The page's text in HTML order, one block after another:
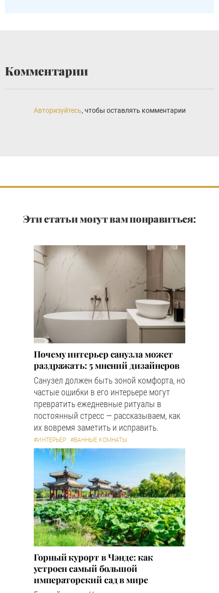
Комментарии
Авторизуйтесь, чтобы оставлять комментарии
Эти статьи могут вам понравиться:
Почему интерьер санузла может
раздражать: 5 мнений дизайнеров
Санузел должен быть зоной комфорта, но
частые ошибки в его интерьере могут
превратить ежедневные ритуалы в
постоянный стресс — рассказываем, как
их вовремя заметить и исправить.
#ИНТЕРЬЕР #ВАННЫЕ КОМНАТЫ
Горный курорт в Чэнде: как
устроен самый большой
императорский сад в мире